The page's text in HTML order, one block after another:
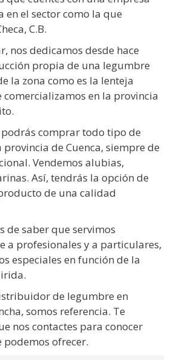
en el sector como la que
C.B.
nos dedicamos desde hace
propia de una legumbre
la zona como es la lenteja
comercializamos en la provincia
comprar todo tipo de
de Cuenca, siempre de
Vendemos alubias,
Así, tendrás la opción de
de una calidad
de saber que servimos
a profesionales y a particulares,
especiales en función de la
de legumbre en
somos referencia. Te
nos contactes para conocer
ofrecer.